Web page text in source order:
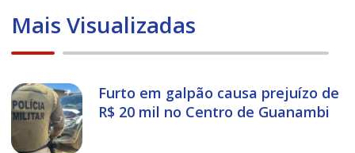
Mais Visualizadas
Furto em galpão causa prejuízo de
R$ 20 mil no Centro de Guanambi